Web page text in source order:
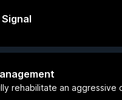
rehabilitate an aggressive